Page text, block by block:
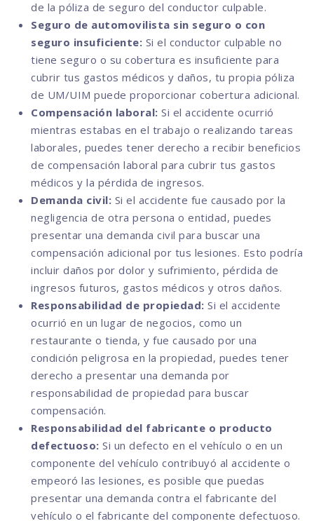
de la póliza de seguro del conductor culpable.
Seguro de automovilista sin seguro o con
seguro insuficiente: Si el conductor culpable no
tiene seguro o su cobertura es insuficiente para
cubrir tus gastos médicos y daños, tu propia póliza
de UM/UIM puede proporcionar cobertura adicional.
Compensación laboral: Si el accidente ocurrió
mientras estabas en el trabajo o realizando tareas
laborales, puedes tener derecho a recibir beneficios
de compensación laboral para cubrir tus gastos
médicos y la pérdida de ingresos.
Demanda civil: Si el accidente fue causado por la
negligencia de otra persona o entidad, puedes
presentar una demanda civil para buscar una
compensación adicional por tus lesiones. Esto podría
incluir daños por dolor y sufrimiento, pérdida de
ingresos futuros, gastos médicos y otros daños.
Responsabilidad de propiedad: Si el accidente
ocurrió en un lugar de negocios, como un
restaurante o tienda, y fue causado por una
condición peligrosa en la propiedad, puedes tener
derecho a presentar una demanda por
responsabilidad de propiedad para buscar
compensación.
Responsabilidad del fabricante o producto
defectuoso: Si un defecto en el vehículo o en un
componente del vehículo contribuyó al accidente o
empeoró las lesiones, es posible que puedas
presentar una demanda contra el fabricante del
vehículo o el fabricante del componente defectuoso.